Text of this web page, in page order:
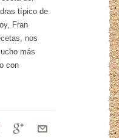
típico de
Fran
nos
más
con